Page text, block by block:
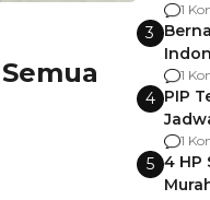
Usai
1
3
1
4 PIP
agar
1
5 4 HP